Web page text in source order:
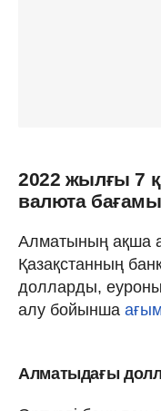
2022 жылғы 7
валюта бағамы
Алматының ақша
Қазақстанның
долларды,
алу бойынша
Алматыдағы